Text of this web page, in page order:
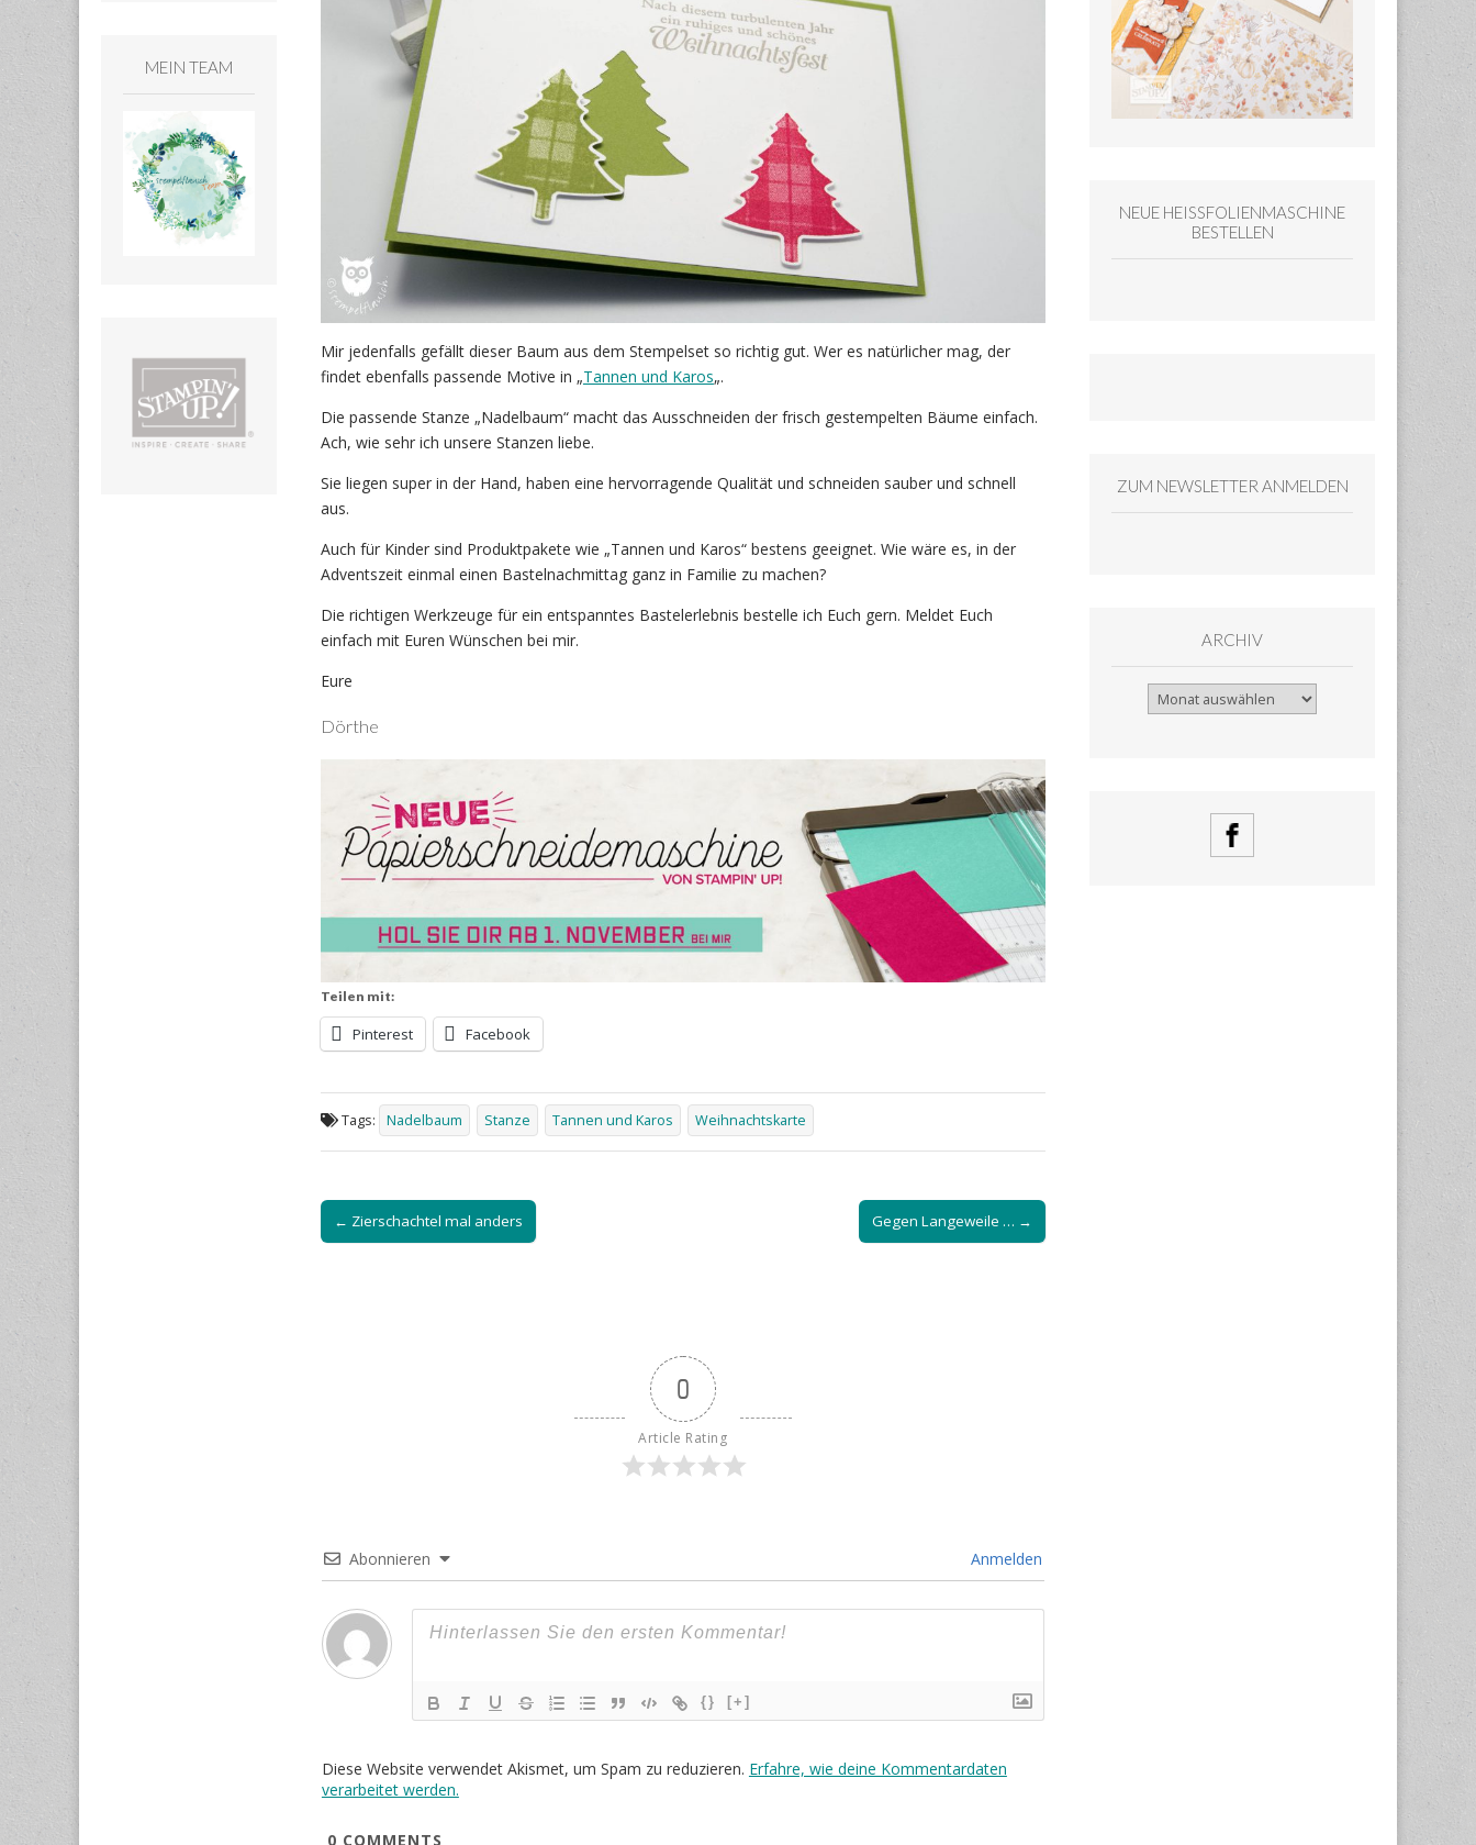
Mir jedenfalls gefällt dieser Baum aus dem Stempelset so richtig gut. Wer es natürlicher mag, der
findet ebenfalls passende Motive in „Tannen und Karos„.
Die passende Stanze „Nadelbaum“ macht das Ausschneiden der frisch gestempelten Bäume einfach.
Ach, wie sehr ich unsere Stanzen liebe.
Sie liegen super in der Hand, haben eine hervorragende Qualität und schneiden sauber und schnell
aus.
Auch für Kinder sind Produktpakete wie „Tannen und Karos“ bestens geeignet. Wie wäre es, in der
Adventszeit einmal einen Bastelnachmittag ganz in Familie zu machen?
Die richtigen Werkzeuge für ein entspanntes Bastelerlebnis bestelle ich Euch gern. Meldet Euch
einfach mit Euren Wünschen bei mir.
Eure
Dörthe
Teilen mit:
Pinterest Facebook
Tags: Nadelbaum Stanze Tannen und Karos Weihnachtskarte
Post
navigation
← Zierschachtel mal anders Gegen Langeweile … →
0
Article Rating
Abonnieren Anmelden
{} [+]
Diese Website verwendet Akismet, um Spam zu reduzieren. Erfahre, wie deine Kommentardaten
verarbeitet werden.
0 COMMENTS
MEIN TEAM
NEUE HEISSFOLIENMASCHINE
BESTELLEN
ZUM NEWSLETTER ANMELDEN
ARCHIV
Archiv